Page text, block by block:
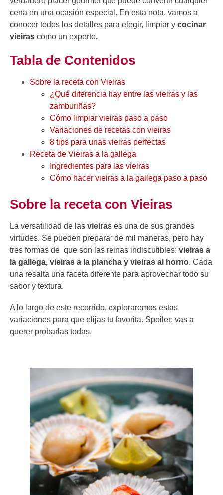
cena en una ocasión especial. En esta nota, vamos a
conocer todos los detalles para elegir, limpiar y cocinar
vieiras como un experto.
Tabla de Contenidos
Sobre la receta con Vieiras
¿Qué diferencia hay entre las vieiras y las
zamburiñas?
Cómo limpiar vieiras paso a paso
Variaciones de recetas con vieiras
8 tips para unas vieiras perfectas
Receta de Vieiras a la gallega
Ingredientes para las vieiras
Cómo hacer vieiras a la gallega paso a paso
Sobre la receta con Vieiras
La versatilidad de las vieiras es una de sus grandes
virtudes. Se pueden preparar de mil maneras, pero hay
tres formas de que son las reinas indiscutibles: vieiras a
la gallega, vieiras a la plancha y vieiras al horno. Cada
una resalta una faceta diferente para aprovechar todo su
sabor y textura.
A lo largo de este recorrido, exploraremos estas
variaciones para que elijas tu favorita. Spoiler: vas a
querer probarlas todas.